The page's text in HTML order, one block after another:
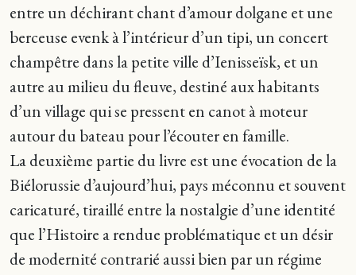
entre un déchirant chant d’amour dolgane et une
berceuse evenk à l’intérieur d’un tipi, un concert
champêtre dans la petite ville d’Ienisseïsk, et un
autre au milieu du fleuve, destiné aux habitants
d’un village qui se pressent en canot à moteur
autour du bateau pour l’écouter en famille.
La deuxième partie du livre est une évocation de la
Biélorussie d’aujourd’hui, pays méconnu et souvent
caricaturé, tiraillé entre la nostalgie d’une identité
que l’Histoire a rendue problématique et un désir
de modernité contrarié aussi bien par un régime